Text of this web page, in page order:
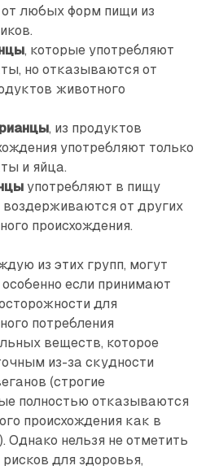
любых форм пищи из
, которые употребляют
но отказываются от
животного
, из продуктов
употребляют только
и яйца.
употребляют в пищу
воздерживаются от других
происхождения.
из этих групп, могут
если принимают
для
потребления
веществ, которое
из-за скудности
(строгие
полностью отказываются
происхождения как в
Однако нельзя не отметить
для здоровья,